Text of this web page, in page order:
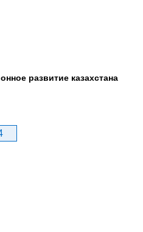
развитие казахстана